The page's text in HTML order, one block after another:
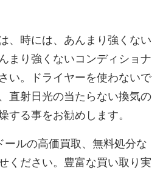
、時には、あんまり強くない
まり強くないコンディショナ
い。ドライヤーを使わないで
直射日光の当たらない換気の
する事をお勧めします。
ールの高価買取、無料処分な
ください。豊富な買い取り実